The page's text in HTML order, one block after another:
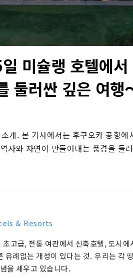
미슐랭 호텔에
둘러싼 깊은 여행
개. 본 기사에서는 후쿠오카 공항에
사와 자연이 만들어내는 풍경을 둘
& Resorts
고급, 전통 여관에서 신축호텔, ​​도시에
유례없는 개성이 있다는 것. 우리는 각
을 세우고 있습니다.